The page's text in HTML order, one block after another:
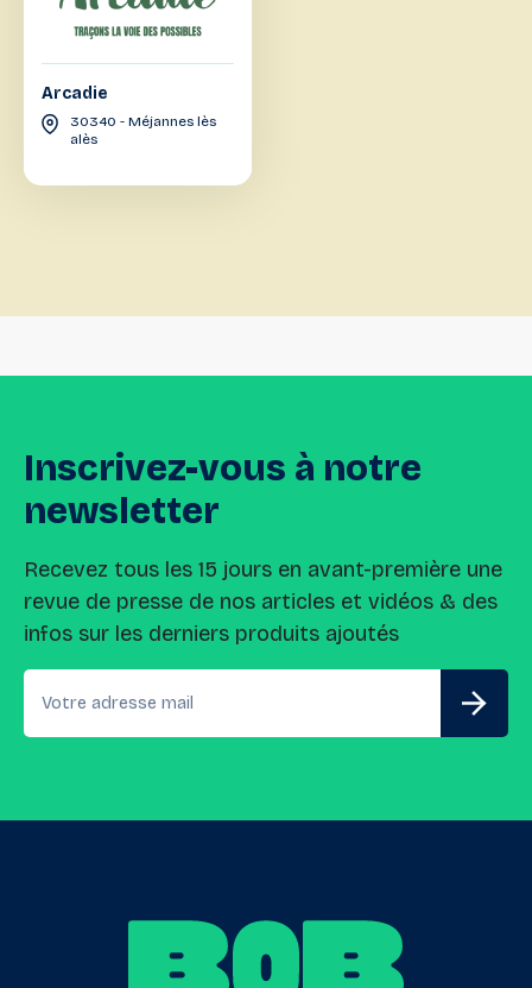
Arcadie
30340 - Méjannes lès
alès
Inscrivez-vous à notre
newsletter
Recevez tous les 15 jours en avant-première une
revue de presse de nos articles et vidéos & des
infos sur les derniers produits ajoutés